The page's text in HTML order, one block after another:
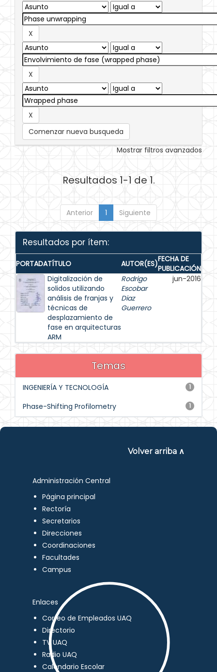
Comenzar nueva busqueda
Mostrar filtros avanzados
Resultados 1-1 de 1.
Anterior 1 Siguiente
Resultados por ítem:
PORTADATÍTULO AUTOR(ES)FECHA DE
PUBLICACIÓN
Digitalización de
solidos utilizando
análisis de franjas y
técnicas de
desplazamiento de
fase en arquitecturas
ARM
Rodrigo
Escobar
Diaz
Guerrero
jun-2016
Temas
1
INGENIERÍA Y TECNOLOGÍA
1
Phase-Shifting Profilometry
Volver arriba ∧
Administración Central
Página principal
Rectoría
Secretarios
Direcciones
Coordinaciones
Facultades
Campus
Enlaces
Correo de Empleados UAQ
Directorio
TV UAQ
Radio UAQ
Calendario Escolar